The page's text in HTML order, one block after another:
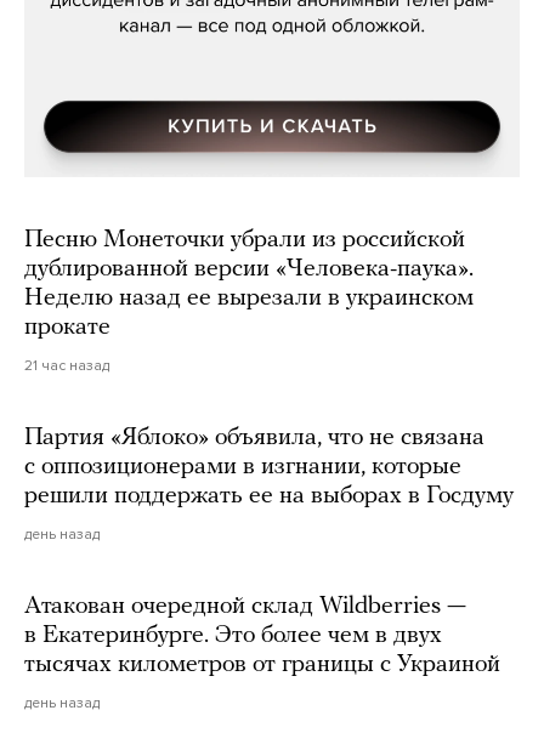
Песню Монеточки убрали из российской
дублированной версии «Человека-паука».
Неделю назад ее вырезали в украинском
прокате
21 час назад
Партия «Яблоко» объявила, что не связана
с оппозиционерами в изгнании, которые
решили поддержать ее на выборах в Госдуму
день назад
Атакован очередной склад Wildberries —
в Екатеринбурге. Это более чем в двух
тысячах километров от границы с Украиной
день назад